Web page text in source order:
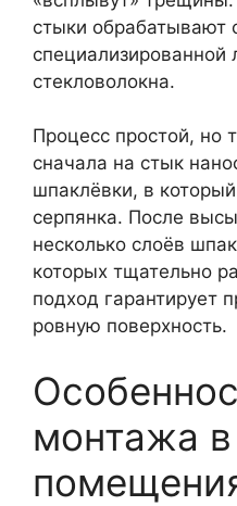
стыки обрабатывают
специализированной
стекловолокна.
Процесс простой, но
сначала на стык
шпаклёвки, в
серпянка. После
несколько слоёв
которых тщательно
подход гарантирует
ровную поверхность.
монтажа